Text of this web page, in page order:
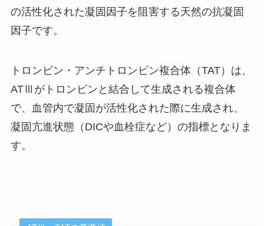
の活性化された凝固因子を阻害する天然の抗凝固
因子です。
トロンビン・アンチトロンビン複合体（TAT）は、
ATⅢがトロンビンと結合して生成される複合体
で、血管内で凝固が活性化された際に生成され、
凝固亢進状態（DICや血栓症など）の指標となりま
す。